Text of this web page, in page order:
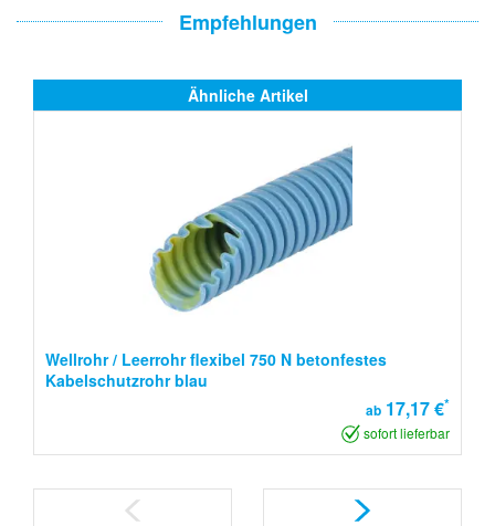
Empfehlungen
Ähnliche Artikel
Wellrohr / Leerrohr flexibel 750 N betonfestes
Kabelschutzrohr blau
ab 17,17 €*
sofort lieferbar